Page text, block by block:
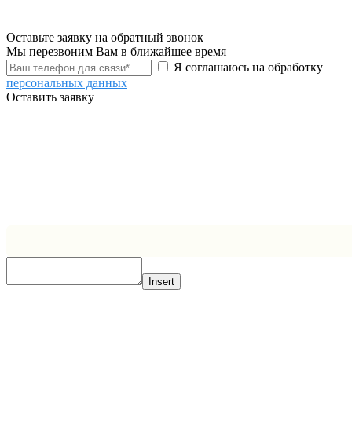
Оставьте заявку на обратный звонок
Мы перезвоним Вам в ближайшее время
Я соглашаюсь на обработку
персональных данных
Оставить заявку
Insert